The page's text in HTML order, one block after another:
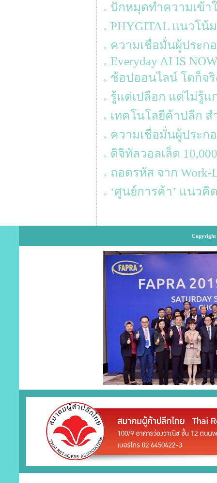
ปักหมุดทำความเข้า
PHYGITAL แนวโน้
ความเชื่อมั่นผู้ประก
Everyday AI IS
ช้อปออนไลน์ โตก็จ
รู้แต่เปลือก แต่ไม่รู้แ
เทคโนโลยีค้าปลีก ส
ความเชื่อมั่นผู้ประก
ดิจิทัลวอลเล็ต
ถอดรหัส จาก Work-
‘ศูนย์การค้า’ แนว
Copyright